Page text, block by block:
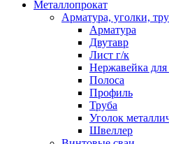
Металлопрокат
Арматура, уголки,
Арматура
Двутавр
Лист г/к
Нержавейка
Полоса
Профиль
Труба
Уголок
Швеллер